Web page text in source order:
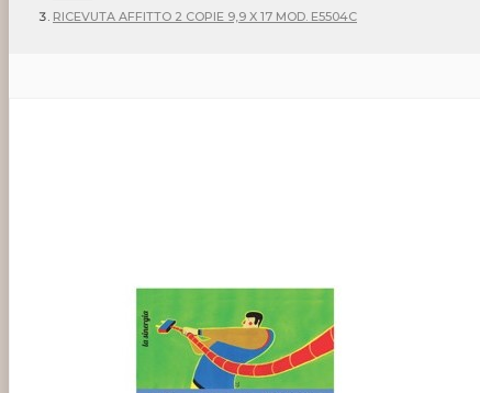
RICEVUTA AFFITTO 2 COPIE 9,9 X 17 MOD. E5504C